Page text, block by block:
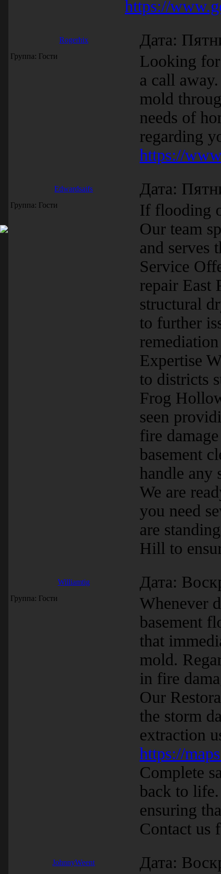
https://
Rogerhix Дата:
Группа: Гости
Looking for
a call
mold
needs of
regarding
https://
Edwardsaifs Дата:
Группа: Гости
If flooding
Our team
and serves
Service
repair East
structural
to further
Expertise
to districts
Frog
seen
fire
basement
handle any
We are
you need
are
Hill to
Williamtig Дата:
Группа: Гости
Whenever
basement
that
mold.
in fire
Our
the storm
extraction
https://
Complete
back to
ensuring
Contact us
JohnnyWeent Дата: